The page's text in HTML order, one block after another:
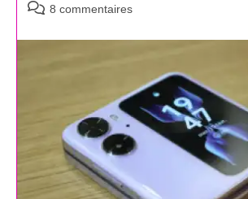
Commentaires
la
8 commentaires